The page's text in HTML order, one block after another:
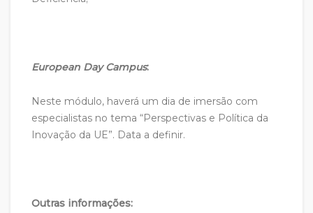
European Day Campus:
Neste módulo, haverá um dia de imersão com
especialistas no tema “Perspectivas e Política da
Inovação da UE”. Data a definir.
Outras informações: